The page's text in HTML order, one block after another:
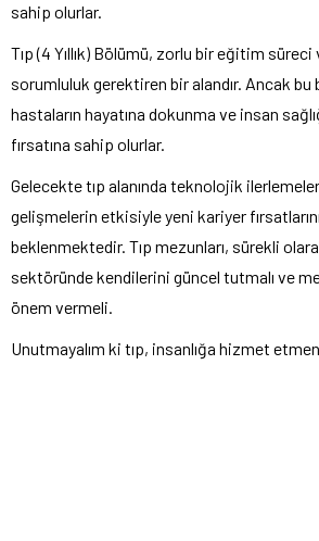
sahip olurlar.
Tıp (4 Yıllık) Bölümü, zorlu bir eğitim
sorumluluk gerektiren bir alandır. Ancak bu
hastaların hayatına dokunma ve insan
fırsatına sahip olurlar.
Gelecekte tıp alanında teknolojik
gelişmelerin etkisiyle yeni kariyer
beklenmektedir. Tıp mezunları, sürekli
sektöründe kendilerini güncel tutmalı ve
önem vermeli.
Unutmayalım ki tıp, insanlığa hizmet